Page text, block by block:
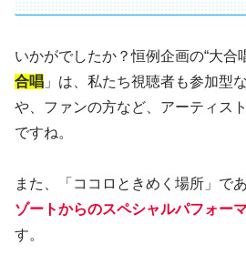
いかがでしたか？恒例企画の“大合
合唱 」は、私たち視聴者も参加型
や、ファンの方など、アーティス
ですね。
また、「ココロときめく場所」であ
ゾートからのスペシャルパフォー
す。